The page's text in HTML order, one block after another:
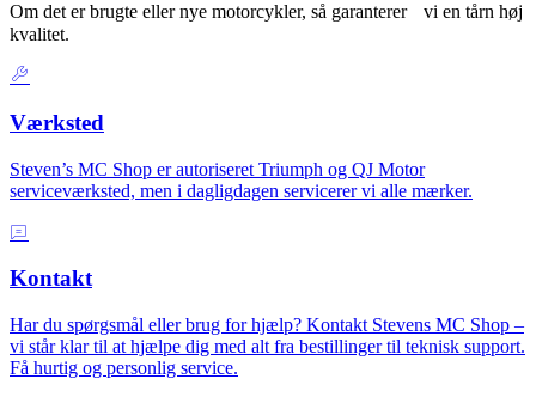
Om det er brugte eller nye motorcykler, så garanterer vi en tårn høj
kvalitet.
Værksted
Steven’s MC Shop er autoriseret Triumph og QJ Motor
serviceværksted, men i dagligdagen servicerer vi alle mærker.
Kontakt
Har du spørgsmål eller brug for hjælp? Kontakt Stevens MC Shop –
vi står klar til at hjælpe dig med alt fra bestillinger til teknisk support.
Få hurtig og personlig service.